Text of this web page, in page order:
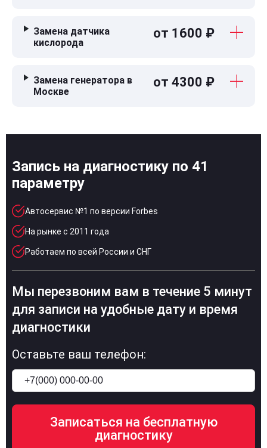
Замена датчика
кислорода
от 1600 ₽
Замена генератора в
Москве
от 4300 ₽
Запись на диагностику по 41
параметру
Автосервис №1 по версии Forbes
На рынке с 2011 года
Работаем по всей России и СНГ
Мы перезвоним вам в течение 5 минут
для записи на удобные дату и время
диагностики
Оставьте ваш телефон: